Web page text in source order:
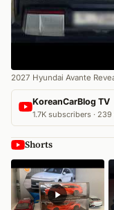
2027 Hyundai Avante
KoreanCarBlog TV
1.7K subscribers ·
Shorts